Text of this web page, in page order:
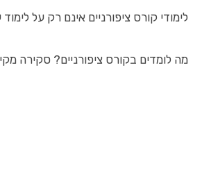
לימודי קורס ציפורניים אינם רק על
מה לומדים בקורס ציפורניים? סקירה